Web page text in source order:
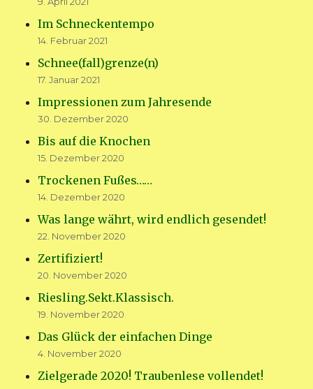
Im Schneckentempo
14. Februar 2021
Schnee(fall)grenze(n)
17. Januar 2021
Impressionen zum Jahresende
30. Dezember 2020
Bis auf die Knochen
15. Dezember 2020
Trockenen Fußes……
14. Dezember 2020
Was lange währt, wird endlich gesendet!
22. November 2020
Zertifiziert!
20. November 2020
Riesling.Sekt.Klassisch.
19. November 2020
Das Glück der einfachen Dinge
4. November 2020
Zielgerade 2020! Traubenlese vollendet!